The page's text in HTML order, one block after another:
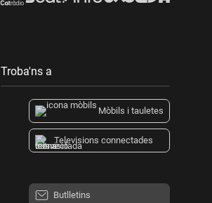
Troba'ns a
Mòbils i tauletes
Televisions connectades
Butlletins